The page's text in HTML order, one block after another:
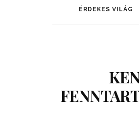
ÉRDEKES VILÁG